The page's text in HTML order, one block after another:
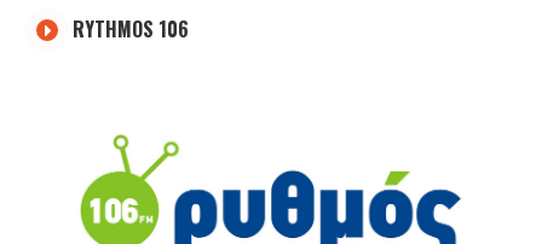
RYTHMOS 106